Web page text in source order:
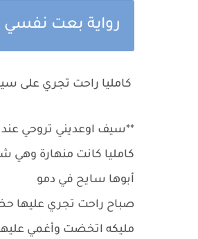
رواية بعت نفسي
كامليا راحت تجري على
**سيف اوعديني تروحي
كامليا كانت منهارة
أبوها سايح في دمو
صباح راحت تجري عليها
مليكه اتخضت وأغمي